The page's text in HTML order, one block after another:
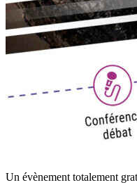
Un évènement totalement